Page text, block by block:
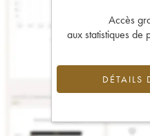
Accès
aux statistiques
DÉTAILS